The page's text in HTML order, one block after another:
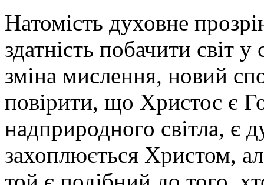
Натомість духовне
здатність побачити світ
зміна мислення, новий
повірити, що Христос є
надприродного світла, є
захоплюється Христом,